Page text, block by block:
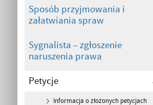
Sposób przyjmowania i
załatwiania spraw
Sygnalista – zgłoszenie
naruszenia prawa
Petycje
Informacja o złożonych petycjach